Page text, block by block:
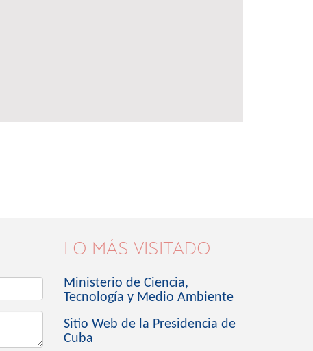
LO MÁS VISITADO
Ministerio de Ciencia,
Tecnología y Medio Ambiente
Sitio Web de la Presidencia de
Cuba